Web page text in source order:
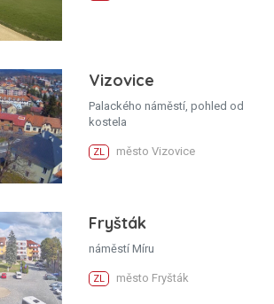
Vizovice
Palackého náměstí, pohled od
kostela
ZL město Vizovice
Fryšták
náměstí Míru
ZL město Fryšták